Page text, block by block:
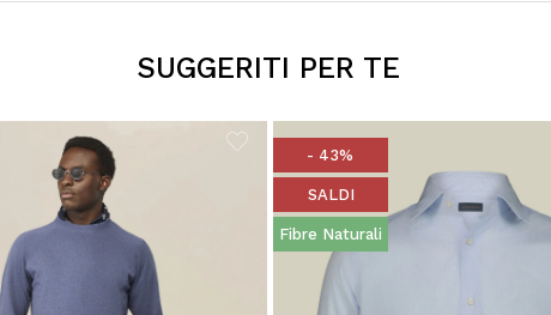
SUGGERITI PER TE
- 43%
SALDI
Fibre Naturali